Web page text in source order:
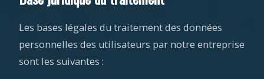
Les bases légales du traitement des données
personnelles des utilisateurs par notre entreprise
sont les suivantes :